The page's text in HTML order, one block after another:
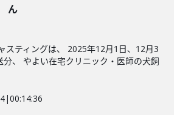
ん
スティングは、 2025年12月1日、12月3
分、 やよい在宅クリニック・医師の犬飼
|00:14:36